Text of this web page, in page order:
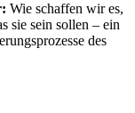
Wie schaffen wir es,
sie sein sollen – ein
des